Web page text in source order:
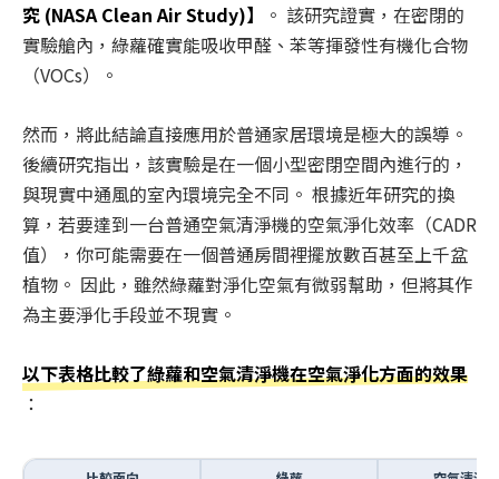
究 (NASA Clean Air Study)】
。 該研究證實，在密閉的
實驗艙內，綠蘿確實能吸收甲醛、苯等揮發性有機化合物
（VOCs）。
然而，將此結論直接應用於普通家居環境是極大的誤導。
後續研究指出，該實驗是在一個小型密閉空間內進行的，
與現實中通風的室內環境完全不同。 根據近年研究的換
算，若要達到一台普通空氣清淨機的空氣淨化效率（CADR
值），你可能需要在一個普通房間裡擺放數百甚至上千盆
植物。 因此，雖然綠蘿對淨化空氣有微弱幫助，但將其作
為主要淨化手段並不現實。
以下表格比較了綠蘿和空氣清淨機在空氣淨化方面的效果
：